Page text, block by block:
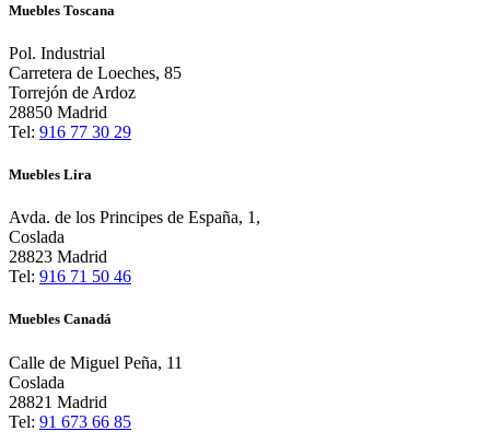
Muebles Toscana
Pol. Industrial
Carretera de Loeches, 85
Torrejón de Ardoz
28850 Madrid
Tel: 916 77 30 29
Muebles Lira
Avda. de los Principes de España, 1,
Coslada
28823 Madrid
Tel: 916 71 50 46
Muebles Canadá
Calle de Miguel Peña, 11
Coslada
28821 Madrid
Tel: 91 673 66 85